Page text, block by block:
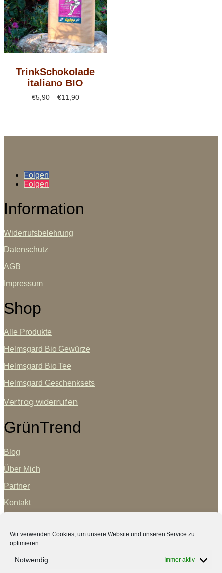
Wir verwenden Cookies, um unsere Website und unseren Service zu
optimieren.
Notwendig Immer aktiv
TrinkSchokolade
italiano BIO
€5,90 – €11,90Preisspanne:
Folgen
Folgen
Information
Widerrufsbelehrung
Datenschutz
AGB
Impressum
Shop
Alle Produkte
Helmsgard Bio Gewürze
Helmsgard Bio Tee
Helmsgard Geschenksets
Vertrag widerrufen
GrünTrend
Blog
Über Mich
Partner
Kontakt